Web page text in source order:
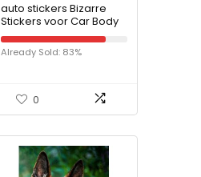
auto stickers Bizarre
Stickers voor Car Body
Fridge Helm Cup Wall
Auto Decoration
LapToop Decal (Color
Already Sold: 83%
0